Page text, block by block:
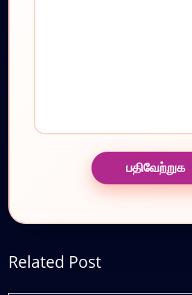
Related Post